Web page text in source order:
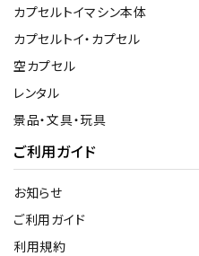
カプセルトイマシン本体
カプセルトイ・カプセル
空カプセル
レンタル
景品・文具・玩具
ご利用ガイド
お知らせ
ご利用ガイド
利用規約